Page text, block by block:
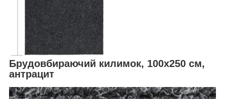
Брудовбираючий килимок, 100х250 см,
антрацит